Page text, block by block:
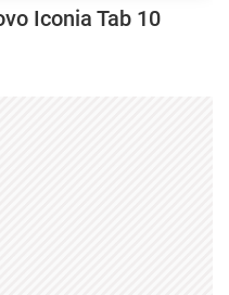
Iconia Tab 10